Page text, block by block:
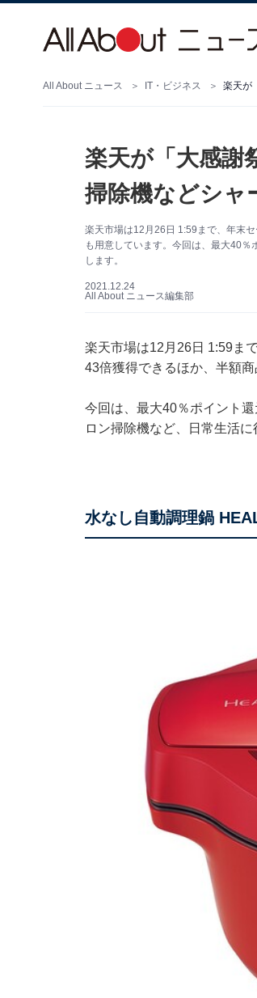
All About ニュース IT・ビジネス
楽天が「大感謝
掃除機などシャ
楽天市場は12月26日 1:59まで、年末
も用意しています。今回は、最大40
します。
2021.12.24
All About ニュース編集部
楽天市場は12月26日 1:59ま
43倍獲得できるほか、半額商
今回は、最大40％ポイント
ロン掃除機など、日常生活に
水なし自動調理鍋